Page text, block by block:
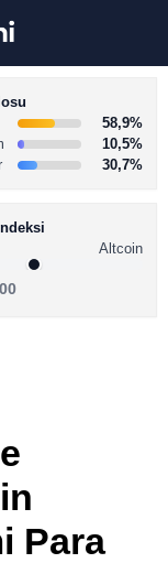
TikTok
58,9%
10,5%
30,7%
Altcoin
Para